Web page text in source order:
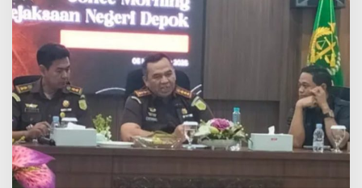
r
g
d
e
g